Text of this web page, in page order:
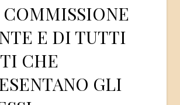
E DI TUTTI
CHE
GLI